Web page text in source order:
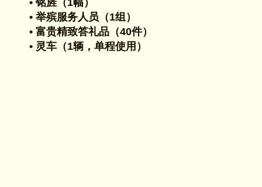
• 举殡服务人员（1组）
• 富贵精致答礼品（40件）
• 灵车（1辆，单程使用）